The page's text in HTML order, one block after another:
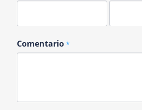
Comentario *